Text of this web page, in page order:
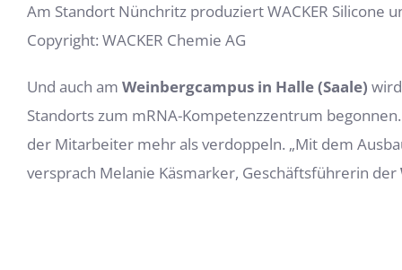
Am Standort Nünchritz produziert WACKER Silicone
Copyright: WACKER Chemie AG
Und auch am Weinbergcampus in Halle (Saale)
Standorts zum mRNA-Kompetenzzentrum
der Mitarbeiter mehr als verdoppeln. „Mit dem
versprach Melanie Käsmarker, Geschäftsführerin der